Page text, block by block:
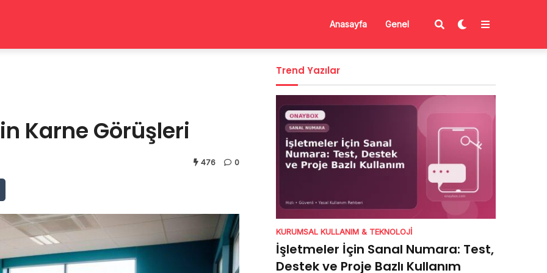
Anasayfa Genel
Karne Görüşleri
476 0
Trend Yazılar
KURUMSAL KULLANIM & TEKNOLOJI
İşletmeler İçin Sanal Numara: Test,
Destek ve Proje Bazlı Kullanım